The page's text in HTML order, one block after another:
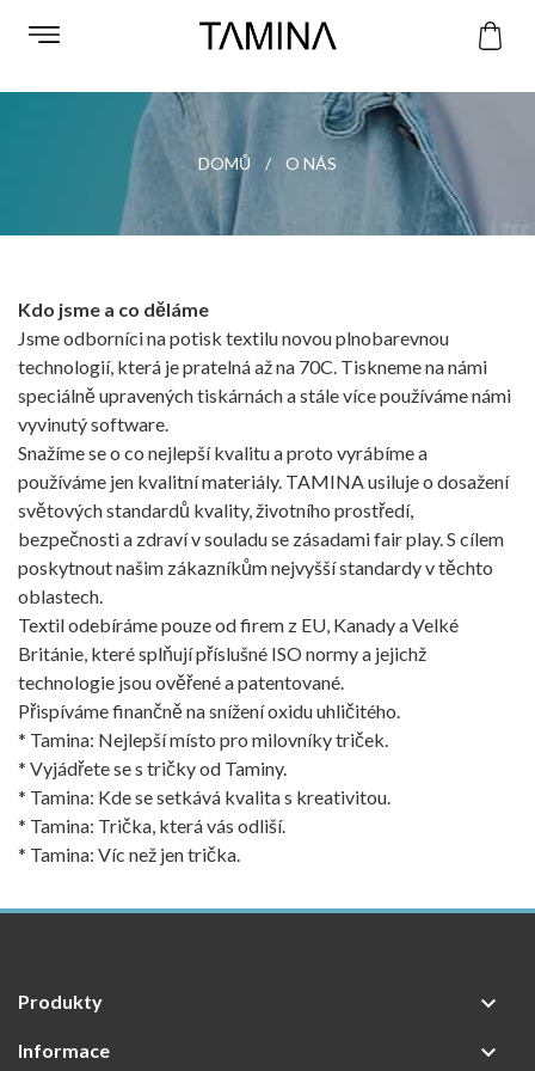
DOMŮ O NÁS
Kdo jsme a co děláme
Jsme odborníci na potisk textilu novou plnobarevnou
technologií, která je pratelná až na 70C. Tiskneme na námi
speciálně upravených tiskárnách a stále více používáme námi
vyvinutý software.
Snažíme se o co nejlepší kvalitu a proto vyrábíme a
používáme jen kvalitní materiály. TAMINA usiluje o dosažení
světových standardů kvality, životního prostředí,
bezpečnosti a zdraví v souladu se zásadami fair play. S cílem
poskytnout našim zákazníkům nejvyšší standardy v těchto
oblastech.
Textil odebíráme pouze od firem z EU, Kanady a Velké
Británie, které splňují příslušné ISO normy a jejichž
technologie jsou ověřené a patentované.
Přispíváme finančně na snížení oxidu uhličitého.
* Tamina: Nejlepší místo pro milovníky triček.
* Vyjádřete se s tričky od Taminy.
* Tamina: Kde se setkává kvalita s kreativitou.
* Tamina: Trička, která vás odliší.
* Tamina: Víc než jen trička.
Produkty 
Informace 